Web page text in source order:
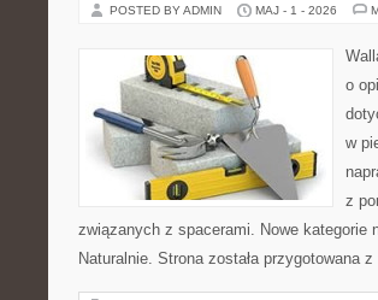
POSTED BY ADMIN MAJ - 1 - 2026
o
w
z
związanych z spacerami. Nowe
Naturalnie. Strona została